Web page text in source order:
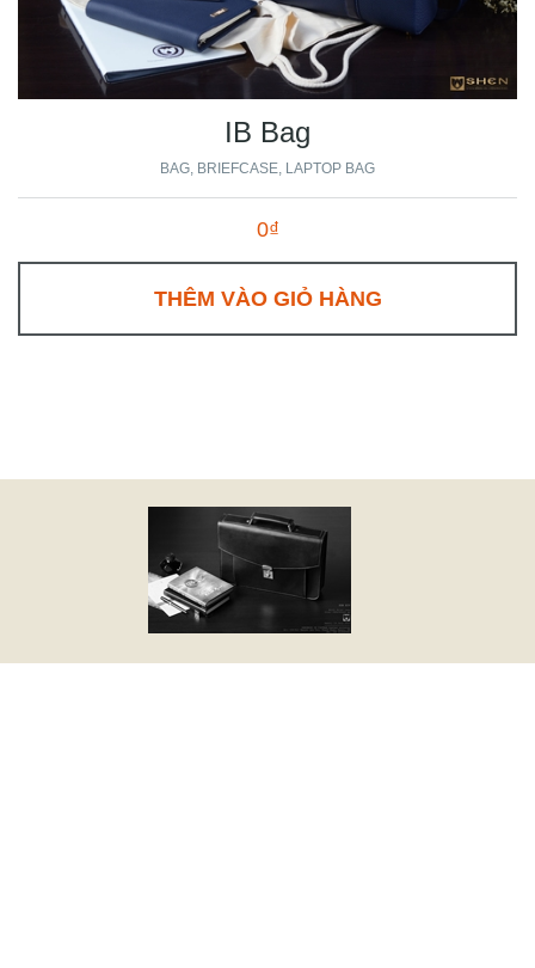
IB Bag
BAG BRIEFCASE LAPTOP BAG
0₫
THÊM VÀO GIỎ HÀNG